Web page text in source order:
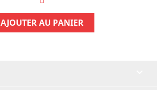
AJOUTER AU PANIER